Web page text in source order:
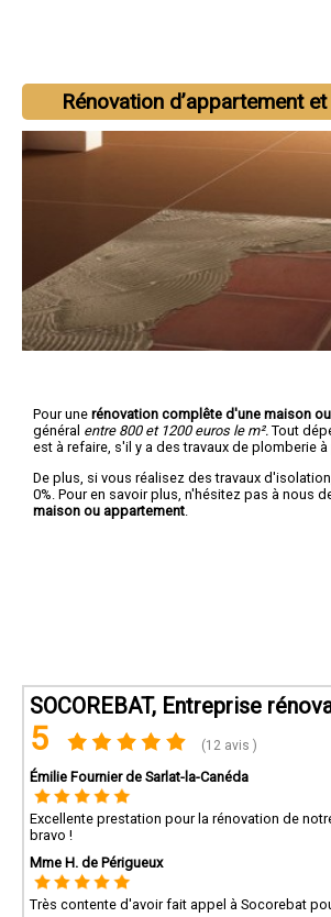
Rénovation d’appartement
Pour une rénovation complête d'une maison
général entre 800 et 1200 euros le m². Tout
est à refaire, s'il y a des travaux de plomberie à
De plus, si vous réalisez des travaux
0%. Pour en savoir plus, n'hésitez pas à nous
maison ou appartement
SOCOREBAT, Entreprise
5 (12 avis )
Émilie Fournier de Sarlat-la-Canéda
Excellente prestation pour la rénovation de
bravo !
Mme H. de Périgueux
Très contente d'avoir fait appel à Socorebat